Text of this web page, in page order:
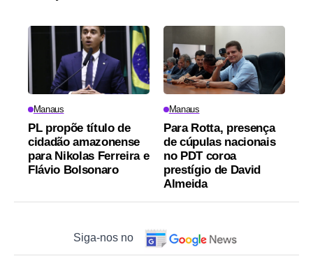
Manaus
PL propõe título de
cidadão amazonense
para Nikolas Ferreira e
Flávio Bolsonaro
Manaus
Para Rotta, presença
de cúpulas nacionais
no PDT coroa
prestígio de David
Almeida
Siga-nos no